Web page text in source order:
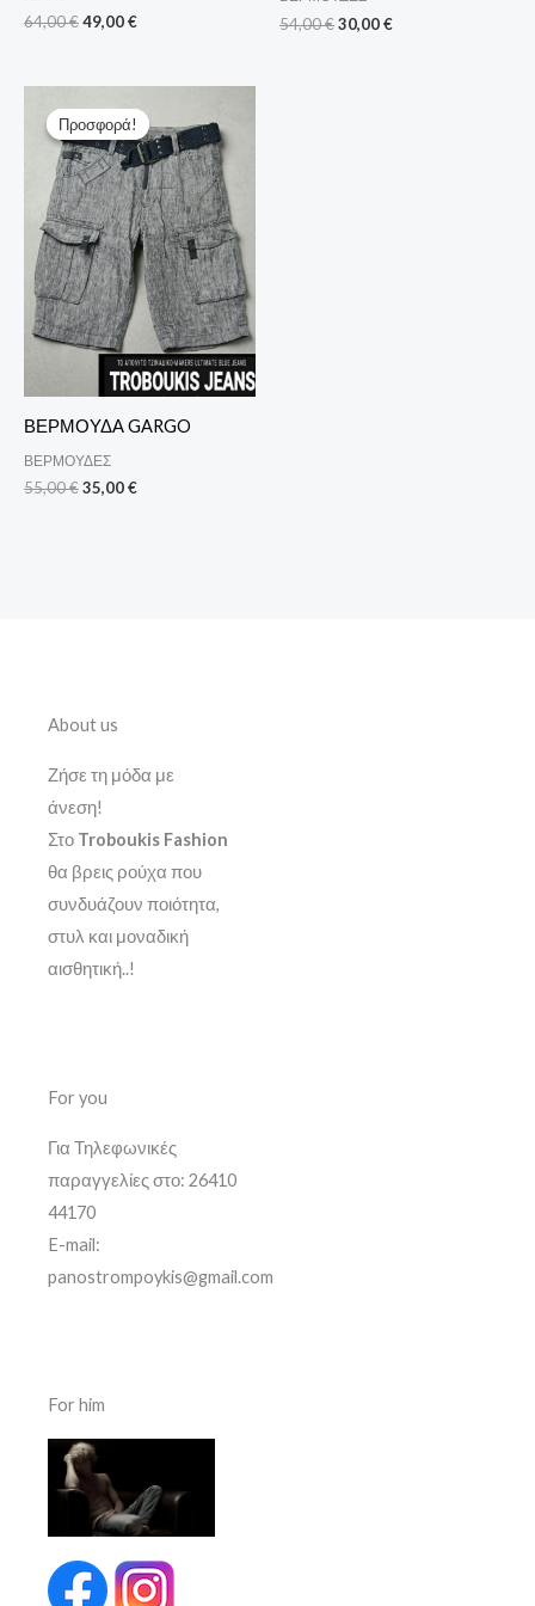
64,00€49,00€ 54,00€30,00€
Προσφορά!
Προσφορά!
ΒΕΡΜΟΥΔΑ GARGO
ΒΕΡΜΟΥΔΕΣ
55,00€
price
was:
55,00 €.
35,00€
τρέχουσα
τιμή
είναι:
35,00 €.
About us
Ζήσε τη μόδα με
άνεση!
Στο Troboukis Fashion
θα βρεις ρούχα που
συνδυάζουν ποιότητα,
στυλ και μοναδική
αισθητική..!
For you
Για Τηλεφωνικές
παραγγελίες στο: 26410
44170
E-mail:
panostrompoykis@gmail.com
For him